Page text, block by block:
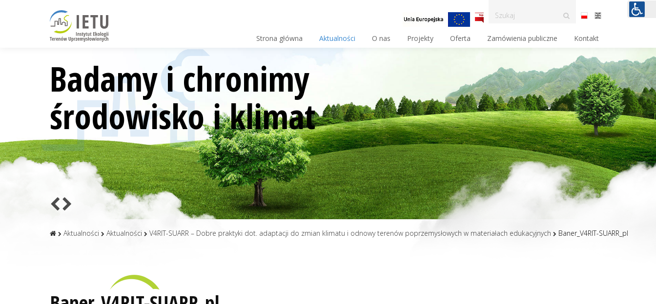
Strona główna Aktualności O nas Projekty Oferta Zamówienia publiczne Kontakt
Badamy i chronimy
środowisko i klimat
Aktualności Aktualności V4RIT-SUARR – Dobre praktyki dot. adaptacji do zmian klimatu i odnowy terenów poprzemysłowych w materiałach edukacyjnych Baner_V4RIT-SUARR_pl